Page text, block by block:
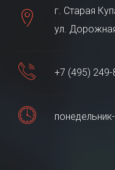
г. Старая
ул.
+7 (495) 249-